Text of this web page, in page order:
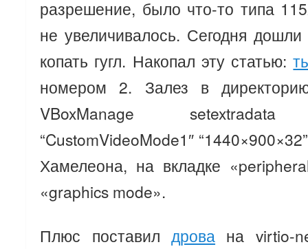
разрешение, было что-то типа
не увеличивалось. Сегодня
копать гугл. Накопал эту статью:
номером 2. Залез в
VBoxManage
“CustomVideoMode1″
Хамелеона, на вкладке
«graphics mode».
Плюс поставилдрова на virtio-